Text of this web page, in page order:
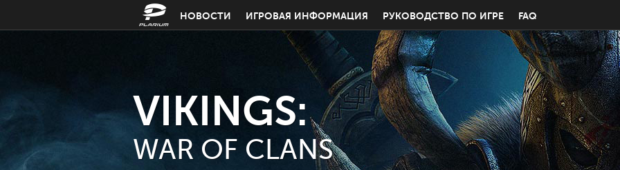
НОВОСТИ ИГРОВАЯ ИНФОРМАЦИЯ РУКОВОДСТВО ПО ИГРЕ FAQ
VIKINGS:
WAR OF CLANS